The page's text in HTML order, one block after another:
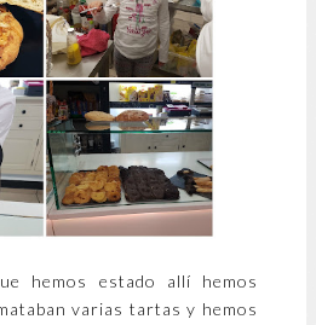
hemos estado allí hemos
varias tartas y hemos